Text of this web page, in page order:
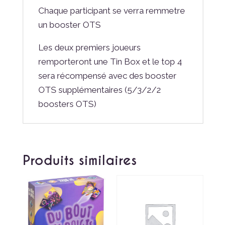
Chaque participant se verra remmetre
un booster OTS
Les deux premiers joueurs
remporteront une Tin Box et le top 4
sera récompensé avec des booster
OTS supplémentaires (5/3/2/2
boosters OTS)
Produits similaires